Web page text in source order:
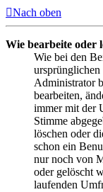
Nach oben
Wie bearbeite oder
Wie bei den
ursprünglichen
Administrator
bearbeiten,
immer mit der
Stimme
löschen oder
schon ein
nur noch von
oder gelöscht
laufenden